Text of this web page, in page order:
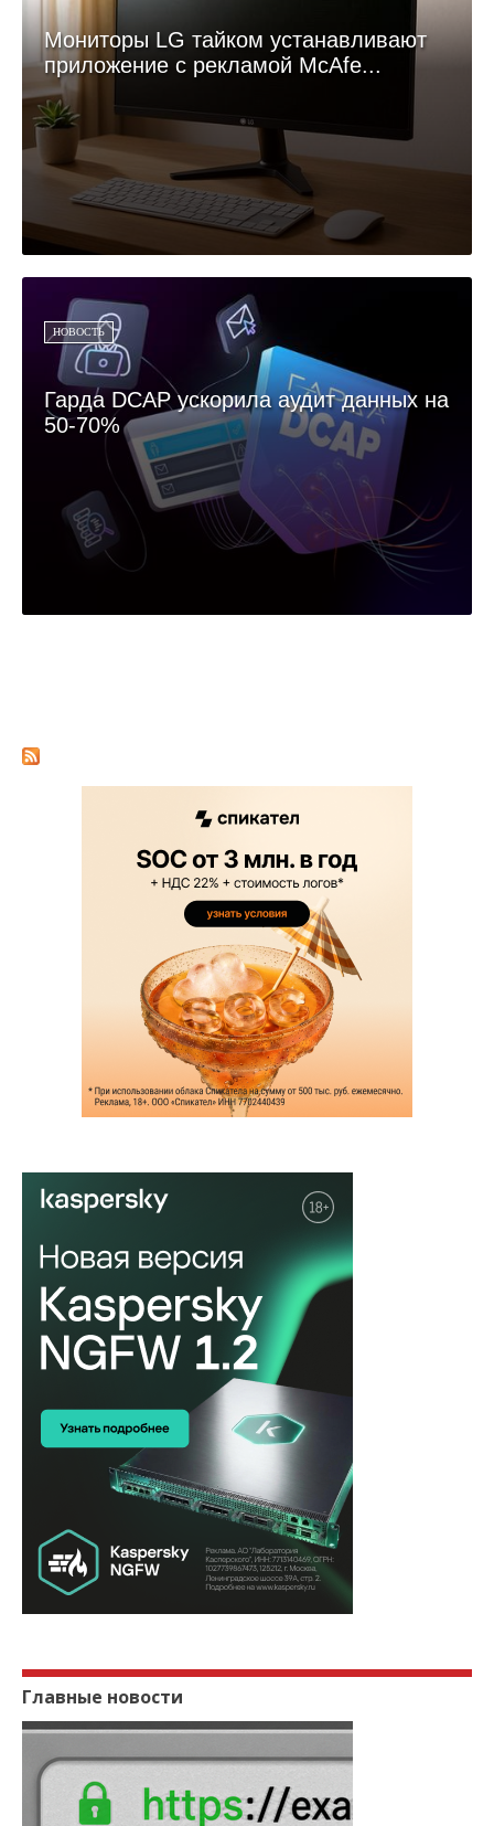
Мониторы LG тайком устанавливают
приложение с рекламой McAfe...
НОВОСТЬ
Гарда DCAP ускорила аудит данных на
50-70%
Главные новости